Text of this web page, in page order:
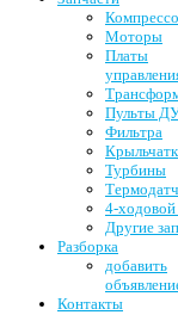
Моторы
Платы
Пульты
Фильтра
Турбины
4-ходовой
Другие
Разборка
добавить
Контакты